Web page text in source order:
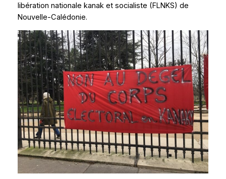
libération nationale kanak et socialiste (FLNKS) de
Nouvelle-Calédonie.